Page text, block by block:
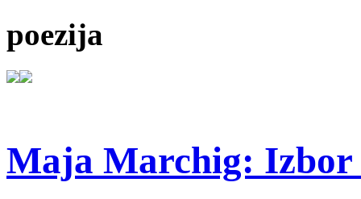
poezija
Maja Marchig: Izbor